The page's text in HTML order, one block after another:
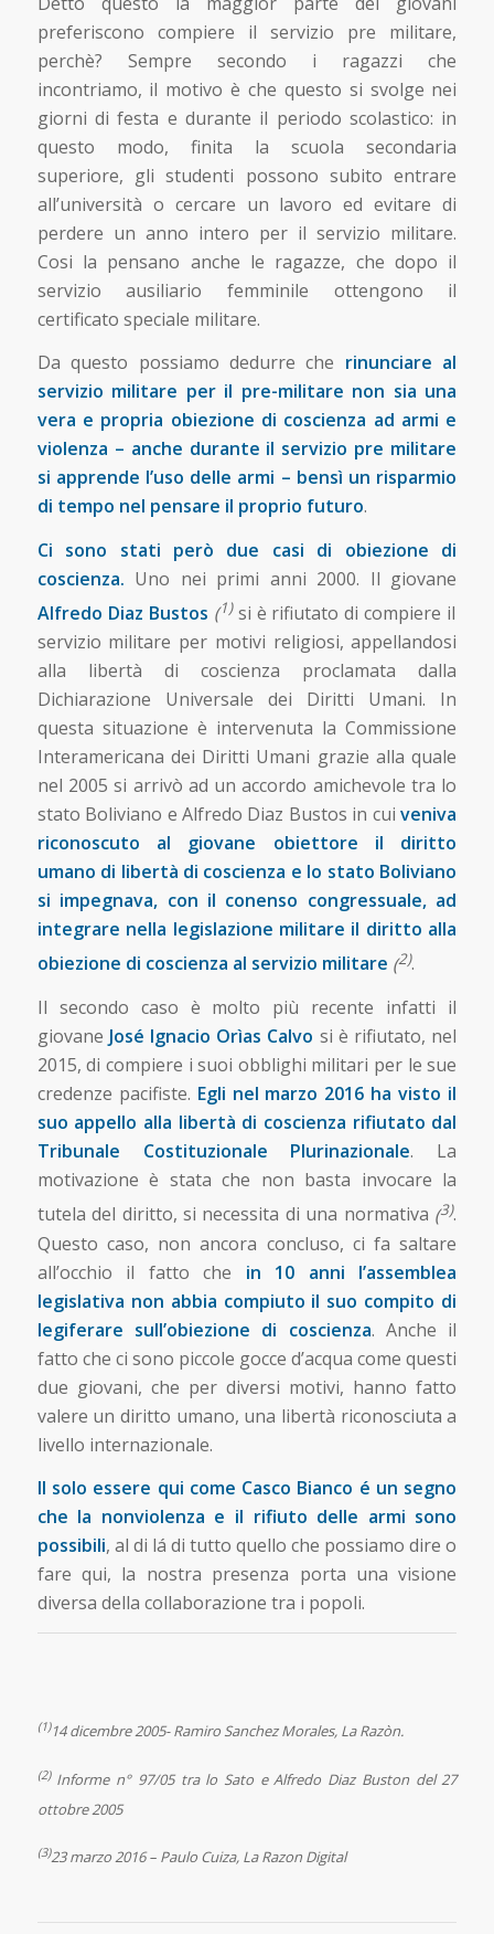
preferiscono compiere il servizio pre militare,
perchè? Sempre secondo i ragazzi che
incontriamo, il motivo è che questo si svolge nei
giorni di festa e durante il periodo scolastico: in
questo modo, finita la scuola secondaria
superiore, gli studenti possono subito entrare
all’università o cercare un lavoro ed evitare di
perdere un anno intero per il servizio militare.
Cosi la pensano anche le ragazze, che dopo il
servizio ausiliario femminile ottengono il
certificato speciale militare.
Da questo possiamo dedurre che rinunciare al
servizio militare per il pre-militare non sia una
vera e propria obiezione di coscienza ad armi e
violenza – anche durante il servizio pre militare
si apprende l’uso delle armi – bensì un risparmio
di tempo nel pensare il proprio futuro.
Ci sono stati però due casi di obiezione di
coscienza. Uno nei primi anni 2000. Il giovane
Alfredo Diaz Bustos (1)si è rifiutato di compiere il
servizio militare per motivi religiosi, appellandosi
alla libertà di coscienza proclamata dalla
Dichiarazione Universale dei Diritti Umani. In
questa situazione è intervenuta la Commissione
Interamericana dei Diritti Umani grazie alla quale
nel 2005 si arrivò ad un accordo amichevole tra lo
stato Boliviano e Alfredo Diaz Bustos in cuiveniva
riconoscuto al giovane obiettore il diritto
umano di libertà di coscienza e lo stato Boliviano
si impegnava, con il conenso congressuale, ad
integrare nella legislazione militare il diritto alla
obiezione di coscienza al servizio militare (2).
Il secondo caso è molto più recente infatti il
giovane José Ignacio Orìas Calvo si è rifiutato, nel
2015, di compiere i suoi obblighi militari per le sue
credenze pacifiste. Egli nel marzo 2016 ha visto il
suo appello alla libertà di coscienza rifiutato dal
Tribunale Costituzionale Plurinazionale. La
motivazione è stata che non basta invocare la
tutela del diritto, si necessita di una normativa (3).
Questo caso, non ancora concluso, ci fa saltare
all’occhio il fatto che in 10 anni l’assemblea
legislativa non abbia compiuto il suo compito di
legiferare sull’obiezione di coscienza. Anche il
fatto che ci sono piccole gocce d’acqua come questi
due giovani, che per diversi motivi, hanno fatto
valere un diritto umano, una libertà riconosciuta a
livello internazionale.
Il solo essere qui come Casco Bianco é un segno
che la nonviolenza e il rifiuto delle armi sono
possibili, al di lá di tutto quello che possiamo dire o
fare qui, la nostra presenza porta una visione
diversa della collaborazione tra i popoli.
(1)14 dicembre 2005- Ramiro Sanchez Morales, La Razòn.
(2)Informe n° 97/05 tra lo Sato e Alfredo Diaz Buston del 27
ottobre 2005
(3)23 marzo 2016 – Paulo Cuiza, La Razon Digital